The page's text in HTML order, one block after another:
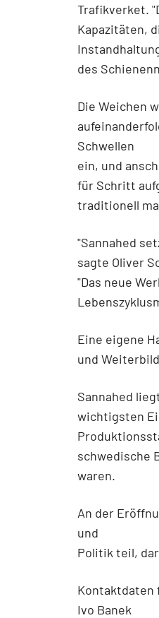
Trafikverket.
Kapazitäten,
des
Die Weichen
Schwellen
ein, und
für Schritt
traditionell
"Sannahed
sagte Oliver
"Das neue
Eine eigene
und
Sannahed
wichtigsten
schwedische
waren.
An der
und
Politik teil,
Kontaktdaten
Ivo Banek